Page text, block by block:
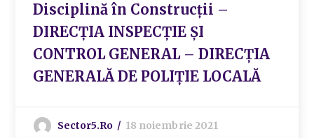
Disciplină în Construcții –
DIRECȚIA INSPECȚIE ȘI
CONTROL GENERAL – DIRECȚIA
GENERALĂ DE POLIȚIE LOCALĂ
Sector5.ro 18 noiembrie 2021